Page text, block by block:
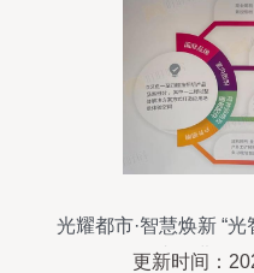
光耀都市·智慧焕新 “
速推进，
更新时间：